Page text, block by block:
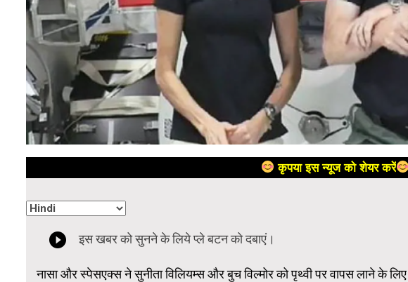
कृपया इस न्यूज को शेयर करें
नासा और स्पेसएक्स ने सुनीता विलियम्स और बुच विल्मोर को पृथ्वी पर वापस लाने के